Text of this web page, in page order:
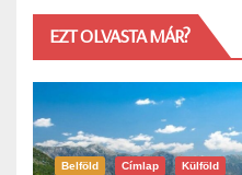
EZT OLVASTA MÁR?
Belföld Címlap Külföld